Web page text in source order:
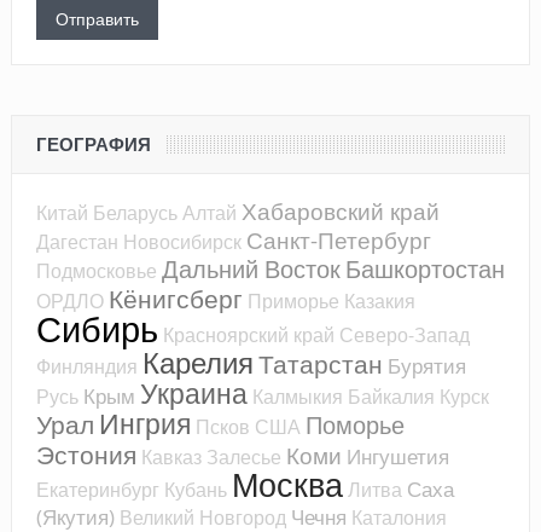
ГЕОГРАФИЯ
Китай БеларусьАлтай Хабаровский край
Дагестан Новосибирск Санкт-Петербург
Подмосковье Дальний ВостокБашкортостан
ОРДЛО Кёнигсберг Приморье Казакия
Сибирь Красноярский край Северо-Запад
Финляндия КарелияТатарстан Бурятия
Русь Крым Украина Калмыкия Байкалия Курск
Урал Ингрия Псков США Поморье
Эстония Кавказ Залесье Коми Ингушетия
Екатеринбург Кубань МоскваЛитва Саха
(Якутия) Великий Новгород Чечня Каталония